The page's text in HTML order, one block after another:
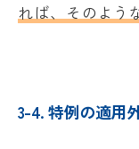
れば、そのよう
3-4. 特例の適用